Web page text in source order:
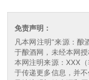
免责声明：
凡本网注明“来源：酿
于酿酒网，未经本网
本网注明来源：XXX
于传递更多信息，并